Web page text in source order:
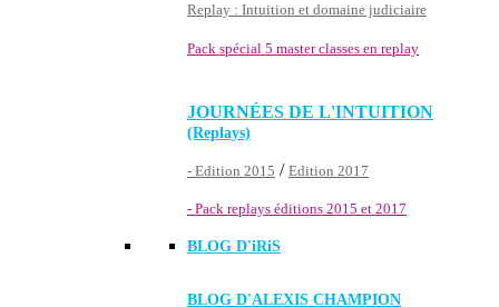
Replay : Intuition et domaine judiciaire
Pack spécial 5 master classes en replay
JOURNÉES DE L'INTUITION
(Replays)
- Edition 2015 / Edition 2017
- Pack replays éditions 2015 et 2017
BLOG D'iRiS
BLOG D'ALEXIS CHAMPION